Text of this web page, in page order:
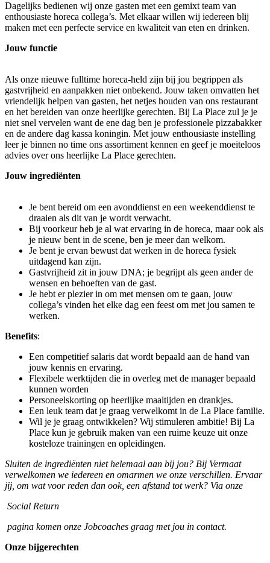
Dagelijks bedienen wij onze gasten met een gemixt team van
enthousiaste horeca collega’s. Met elkaar willen wij iedereen blij
maken met een perfecte service en kwaliteit van eten en drinken.
Jouw functie
Als onze nieuwe fulltime horeca-held zijn bij jou begrippen als
gastvrijheid en aanpakken niet onbekend. Jouw taken omvatten het
vriendelijk helpen van gasten, het netjes houden van ons restaurant
en het bereiden van onze heerlijke gerechten. Bij La Place zul je je
niet snel vervelen want de ene dag ben je professionele pizzabakker
en de andere dag kassa koningin. Met jouw enthousiaste instelling
leer je binnen no time ons assortiment kennen en geef je moeiteloos
advies over ons heerlijke La Place gerechten.
Jouw ingrediënten
Je bent bereid om een avonddienst en een weekenddienst te
draaien als dit van je wordt verwacht.
Bij voorkeur heb je al wat ervaring in de horeca, maar ook als
je nieuw bent in de scene, ben je meer dan welkom.
Je bent je ervan bewust dat werken in de horeca fysiek
uitdagend kan zijn.
Gastvrijheid zit in jouw DNA; je begrijpt als geen ander de
wensen en behoeften van de gast.
Je hebt er plezier in om met mensen om te gaan, jouw
collega’s vinden het elke dag een feest om met jou samen te
werken.
Benefits:
Een competitief salaris dat wordt bepaald aan de hand van
jouw kennis en ervaring.
Flexibele werktijden die in overleg met de manager bepaald
kunnen worden
Personeelskorting op heerlijke maaltijden en drankjes.
Een leuk team dat je graag verwelkomt in de La Place familie.
Wil je je graag ontwikkelen? Wij stimuleren ambitie! Bij La
Place kun je gebruik maken van een ruime keuze uit onze
kosteloze trainingen en opleidingen.
Sluiten de ingrediënten niet helemaal aan bij jou? Bij Vermaat
verwelkomen we iedereen en omarmen we onze verschillen. Ervaar
jij, om wat voor reden dan ook, een afstand tot werk? Via onze
Social Return
pagina komen onze Jobcoaches graag met jou in contact.
Onze bijgerechten